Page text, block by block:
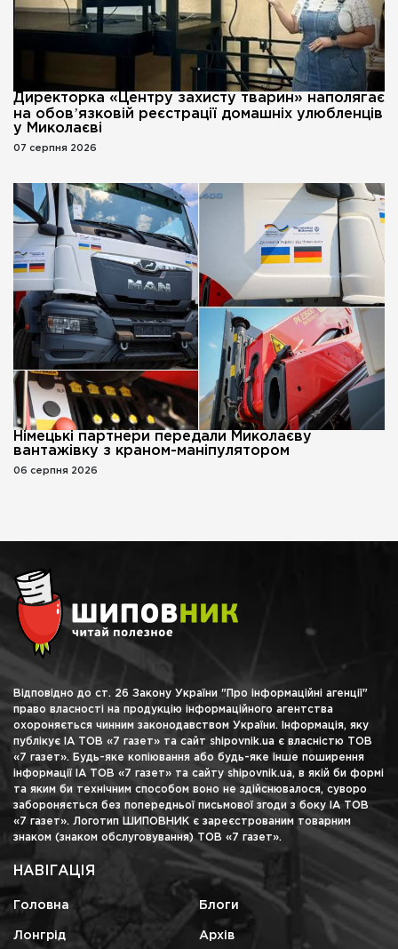
Директорка «Центру захисту тварин» наполягає
на обовʼязковій реєстрації домашніх улюбленців
у Миколаєві
07 серпня 2026
Німецькі партнери передали Миколаєву
вантажівку з краном-маніпулятором
06 серпня 2026
Відповідно до ст. 26 Закону України "Про інформаційні агенції"
право власності на продукцію інформаційного агентства
охороняється чинним законодавством України. Інформація, яку
публікує ІА ТОВ «7 газет» та сайт shipovnik.ua є власністю ТОВ
«7 газет». Будь-яке копіювання або будь-яке інше поширення
інформації ІА ТОВ «7 газет» та сайту shipovnik.ua, в якій би формі
та яким би технічним способом воно не здійснювалося, суворо
забороняється без попередньої письмової згоди з боку ІА ТОВ
«7 газет». Логотип ШИПОВНИК є зареєстрованим товарним
знаком (знаком обслуговування) ТОВ «7 газет».
НАВІГАЦІЯ
Головна Блоги
Лонгрід Архів